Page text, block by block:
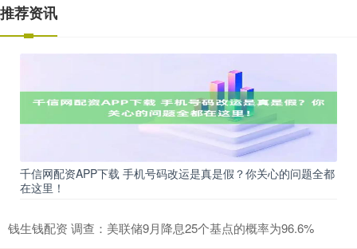
推荐资讯
千信网配资APP下载 手机号码改运是真是假？你关心的问题全都
在这里！
钱生钱配资 调查：美联储9月降息25个基点的概率为96.6%